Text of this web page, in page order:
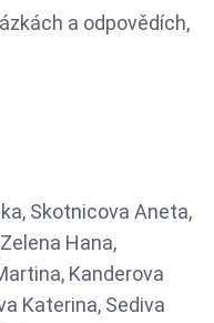
a odpovědích,
Skotnicova Aneta,
Hana,
Kanderova
Katerina, Sediva